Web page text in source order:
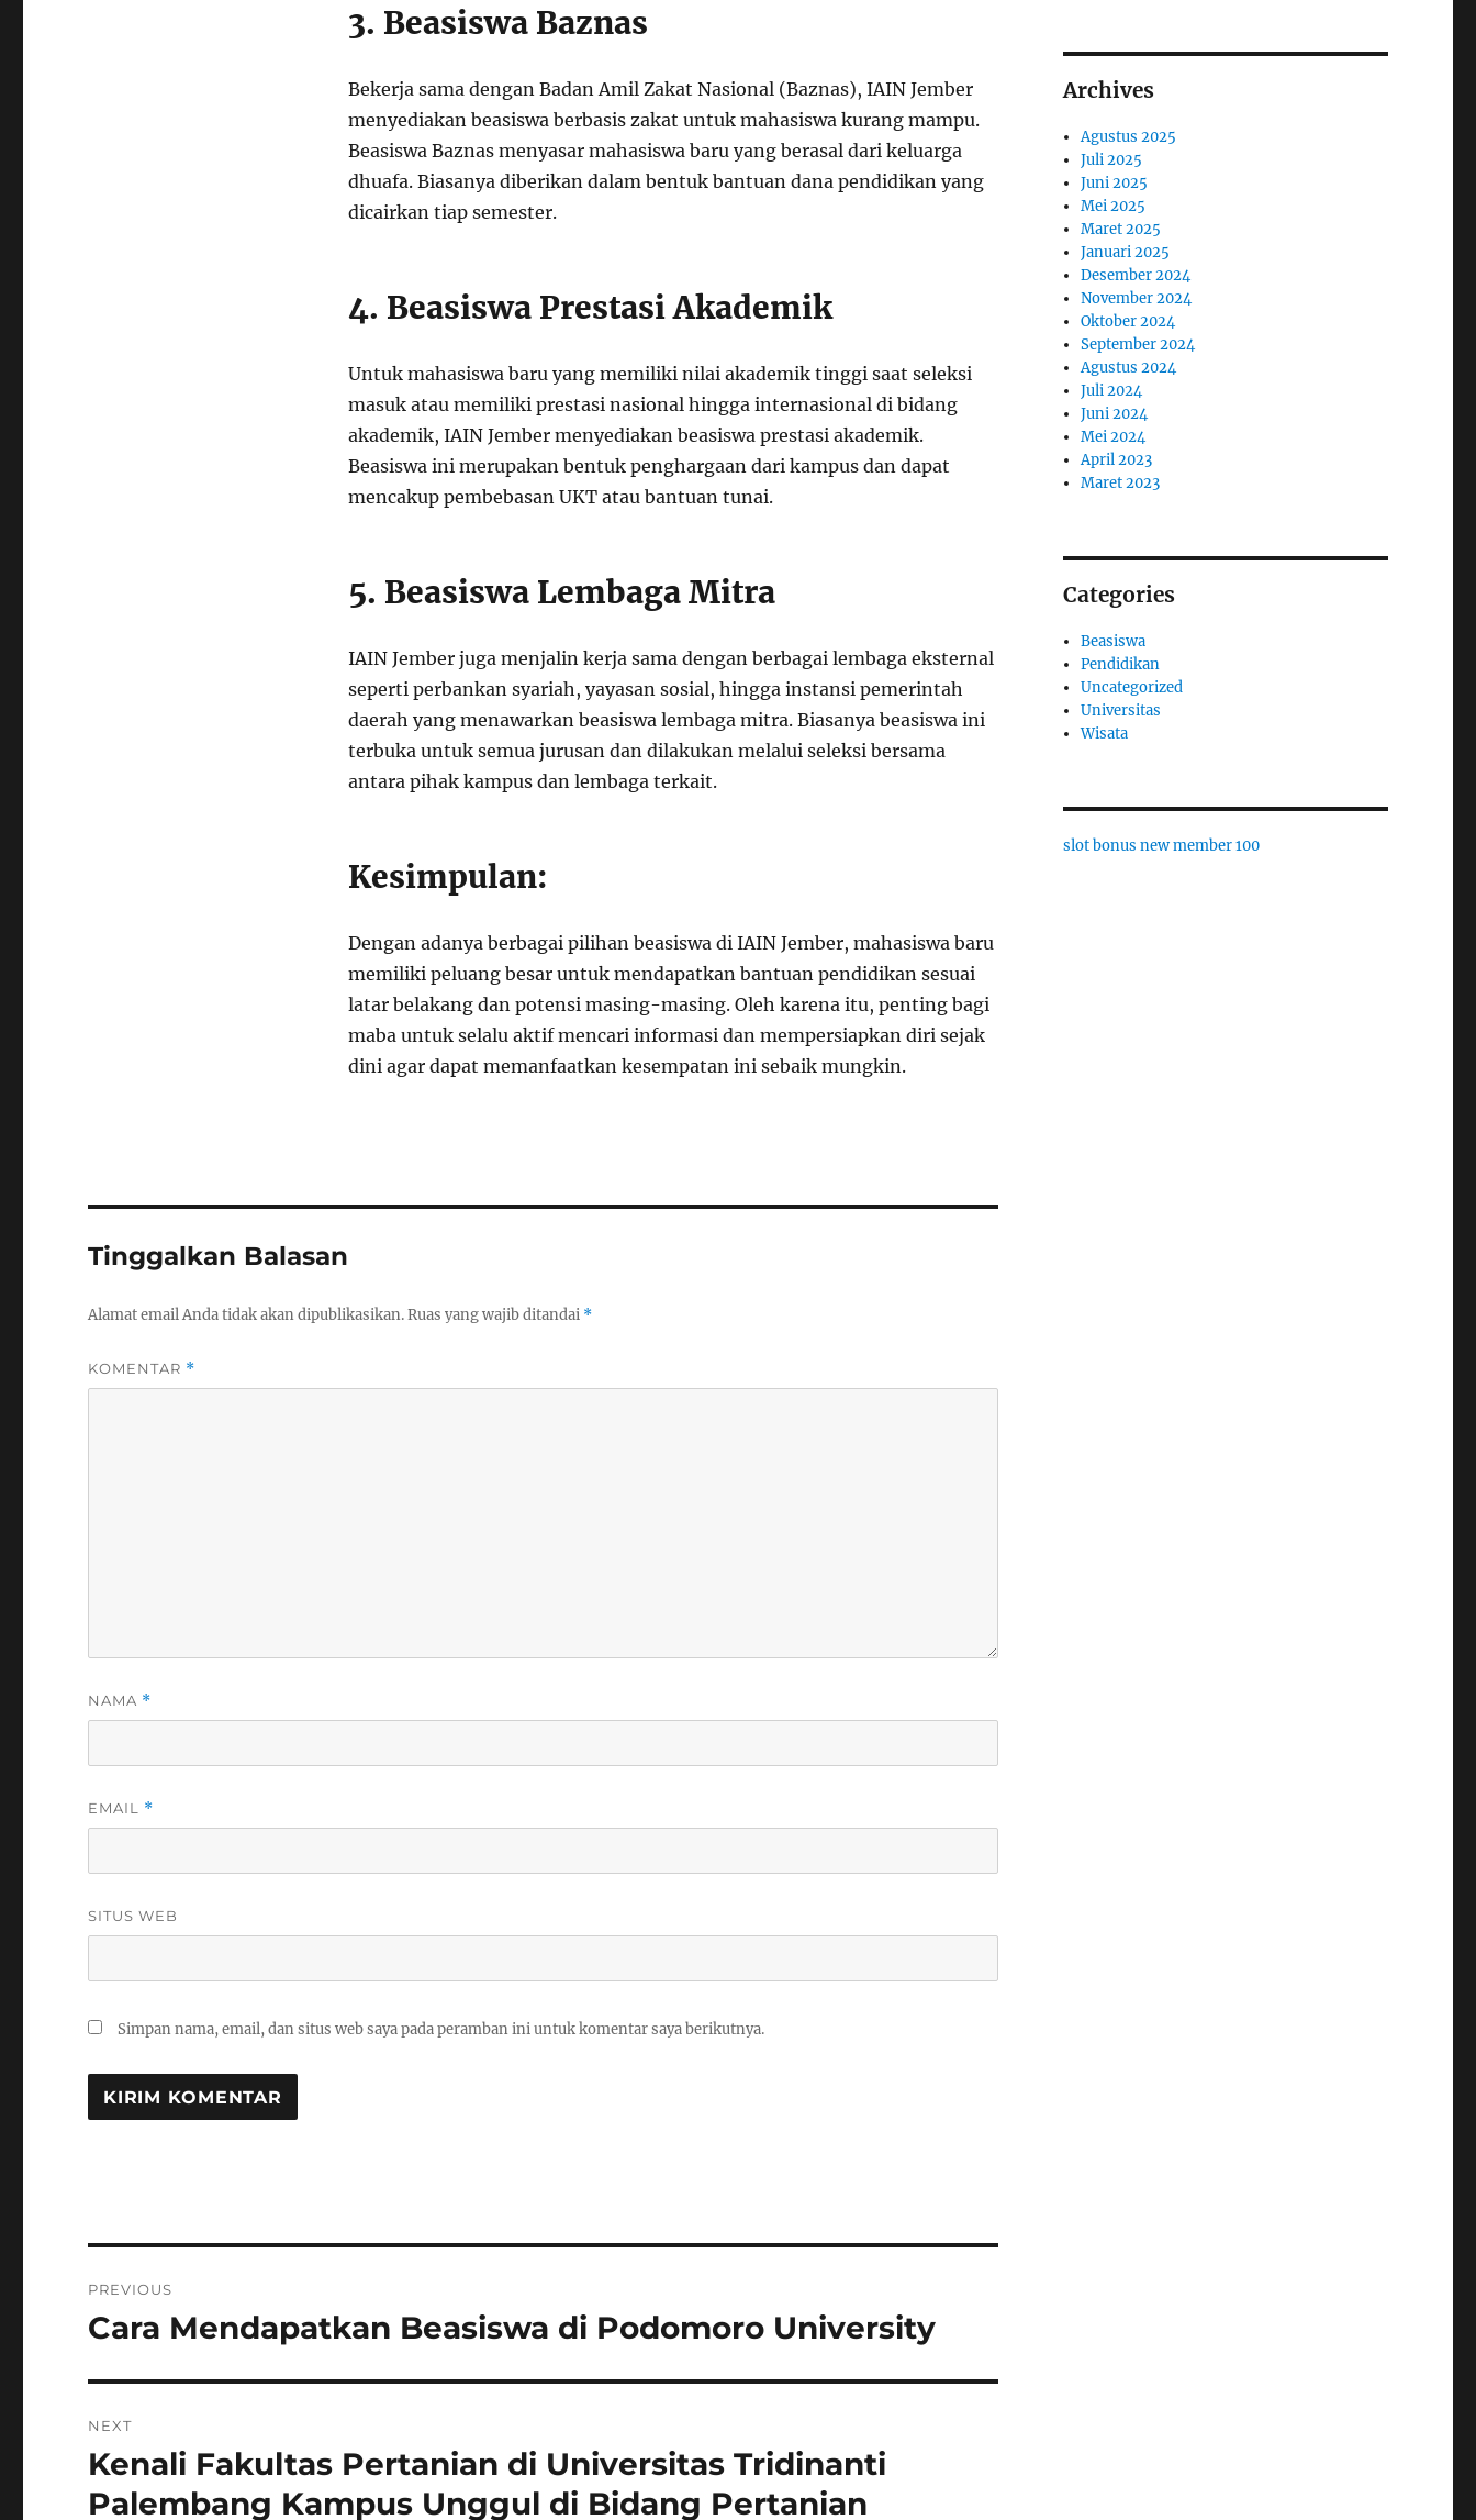
3. Beasiswa Baznas
Bekerja sama dengan Badan Amil Zakat Nasional (Baznas), IAIN Jember
menyediakan beasiswa berbasis zakat untuk mahasiswa kurang mampu.
Beasiswa Baznas menyasar mahasiswa baru yang berasal dari keluarga
dhuafa. Biasanya diberikan dalam bentuk bantuan dana pendidikan yang
dicairkan tiap semester.
4. Beasiswa Prestasi Akademik
Untuk mahasiswa baru yang memiliki nilai akademik tinggi saat seleksi
masuk atau memiliki prestasi nasional hingga internasional di bidang
akademik, IAIN Jember menyediakan beasiswa prestasi akademik.
Beasiswa ini merupakan bentuk penghargaan dari kampus dan dapat
mencakup pembebasan UKT atau bantuan tunai.
5. Beasiswa Lembaga Mitra
IAIN Jember juga menjalin kerja sama dengan berbagai lembaga eksternal
seperti perbankan syariah, yayasan sosial, hingga instansi pemerintah
daerah yang menawarkan beasiswa lembaga mitra. Biasanya beasiswa ini
terbuka untuk semua jurusan dan dilakukan melalui seleksi bersama
antara pihak kampus dan lembaga terkait.
Kesimpulan:
Dengan adanya berbagai pilihan beasiswa di IAIN Jember, mahasiswa baru
memiliki peluang besar untuk mendapatkan bantuan pendidikan sesuai
latar belakang dan potensi masing-masing. Oleh karena itu, penting bagi
maba untuk selalu aktif mencari informasi dan mempersiapkan diri sejak
dini agar dapat memanfaatkan kesempatan ini sebaik mungkin.
Tinggalkan Balasan
Alamat email Anda tidak akan dipublikasikan.Ruas yang wajib ditandai *
KOMENTAR *
NAMA *
EMAIL *
SITUS WEB
Simpan nama, email, dan situs web saya pada peramban ini untuk komentar saya berikutnya.
pos
PREVIOUS
Previous
Cara Mendapatkan Beasiswa di Podomoro University
NEXT
Next
post:
Kenali Fakultas Pertanian di Universitas Tridinanti
Palembang Kampus Unggul di Bidang Pertanian
Archives
Agustus 2025
Juli 2025
Juni 2025
Mei 2025
Maret 2025
Januari 2025
Desember 2024
November 2024
Oktober 2024
September 2024
Agustus 2024
Juli 2024
Juni 2024
Mei 2024
April 2023
Maret 2023
Categories
Beasiswa
Pendidikan
Uncategorized
Universitas
Wisata
slot bonus new member 100